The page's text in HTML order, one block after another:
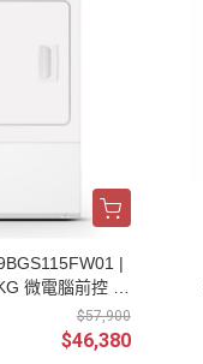
|
微電腦前控 滾
$57,900
$46,380